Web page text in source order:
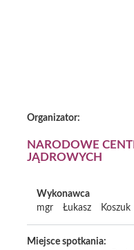
Organizator:
NARODOWE
JĄDROWYCH
Wykonawca
mgr
Łukasz Koszuk
Miejsce spotkania: